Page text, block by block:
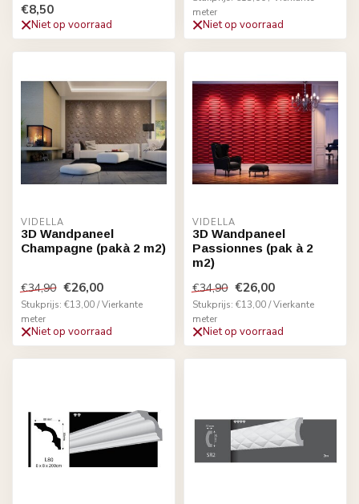
€8,50
Niet op voorraad
meter
Niet op voorraad
VIDELLA
3D Wandpaneel
Champagne (pakà 2 m2)
€34,90 €26,00
Stukprijs: €13,00 / Vierkante
meter
Niet op voorraad
VIDELLA
3D Wandpaneel
Passionnes (pak à 2
m2)
€34,90 €26,00
Stukprijs: €13,00 / Vierkante
meter
Niet op voorraad